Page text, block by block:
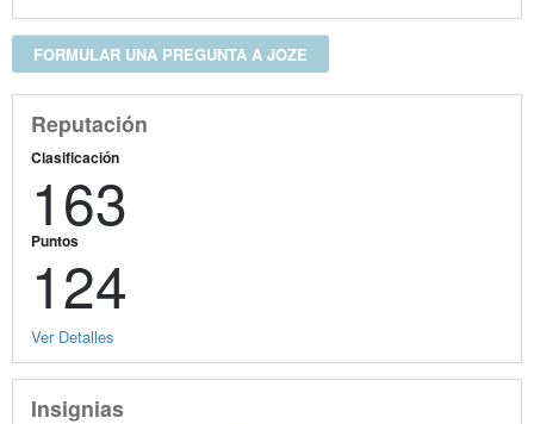
FORMULAR UNA PREGUNTA A JOZE
Reputación
Clasificación
163
Puntos
124
Ver Detalles
Insignias